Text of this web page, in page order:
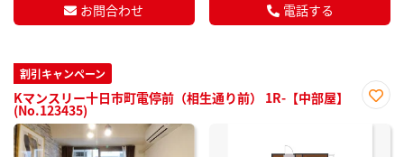
お問合わせ 電話する
割引キャンペーン
Kマンスリー十日市町電停前（相生通り前） 1R-【中部屋】
(No.123435)
に入